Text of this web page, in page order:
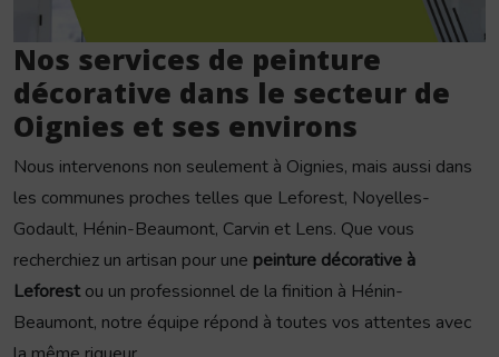
Nos services de peinture
décorative dans le secteur de
Oignies et ses environs
Nous intervenons non seulement à Oignies, mais aussi dans
les communes proches telles que Leforest, Noyelles-
Godault, Hénin-Beaumont, Carvin et Lens. Que vous
recherchiez un artisan pour une peinture décorative à
Leforest ou un professionnel de la finition à Hénin-
Beaumont, notre équipe répond à toutes vos attentes avec